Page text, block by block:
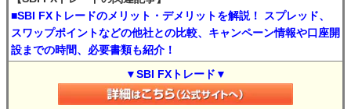
■SBI FXトレードのメリット・デメリットを解説！ スプレッド、
スワップポイントなどの他社との比較、キャンペーン情報や口座開
設までの時間、必要書類も紹介！
▼SBI FXトレード▼